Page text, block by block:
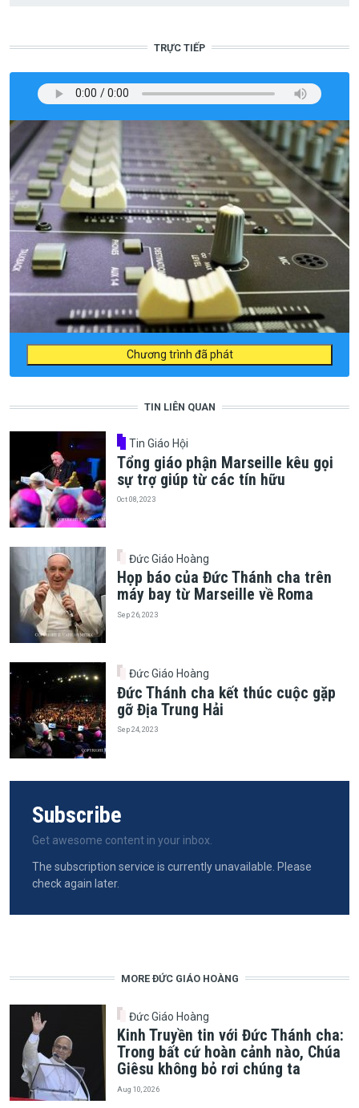
TRỰC TIẾP
Chương trình đã phát
TIN LIÊN QUAN
Tin Giáo Hội
Tổng giáo phận Marseille kêu gọi
sự trợ giúp từ các tín hữu
Oct 08, 2023
Đức Giáo Hoàng
Họp báo của Đức Thánh cha trên
máy bay từ Marseille về Roma
Sep 26, 2023
Đức Giáo Hoàng
Đức Thánh cha kết thúc cuộc gặp
gỡ Địa Trung Hải
Sep 24, 2023
Subscribe
Get awesome content in your inbox.
The subscription service is currently unavailable. Please
check again later.
MORE ĐỨC GIÁO HOÀNG
Đức Giáo Hoàng
Kinh Truyền tin với Đức Thánh cha:
Trong bất cứ hoàn cảnh nào, Chúa
Giêsu không bỏ rơi chúng ta
Aug 10, 2026